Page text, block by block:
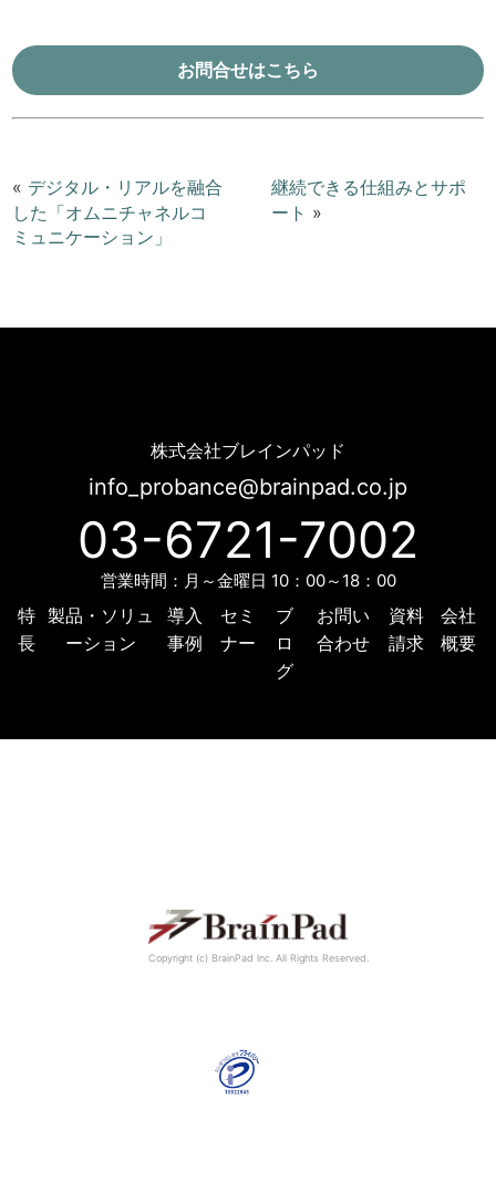
お問合せはこちら
« デジタル・リアルを融合
した「オムニチャネルコ
ミュニケーション」
継続できる仕組みとサポ
ート »
株式会社ブレインパッド
info_probance@brainpad.co.jp
03-6721-7002
営業時間：月～金曜日 10：00～18：00
特
長
製品・ソリュ
ーション
導入
事例
セミ
ナー
ブ
ロ
グ
お問い
合わせ
資料
請求
会社
概要
Copyright (c) BrainPad lnc. All Rights Reserved.